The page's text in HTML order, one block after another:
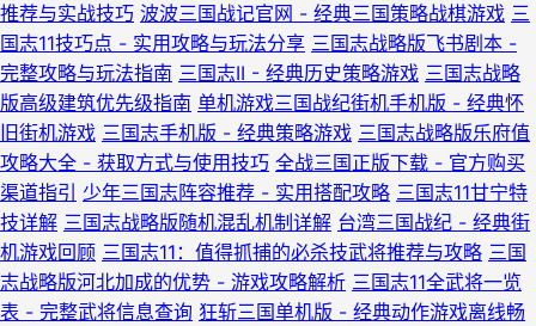
推荐与实战技巧 波波三国战记官网 - 经典三国策略战棋游戏 三
国志11技巧点 - 实用攻略与玩法分享 三国志战略版飞书剧本 -
完整攻略与玩法指南 三国志II - 经典历史策略游戏 三国志战略
版高级建筑优先级指南 单机游戏三国战纪街机手机版 - 经典怀
旧街机游戏 三国志手机版 - 经典策略游戏 三国志战略版乐府值
攻略大全 - 获取方式与使用技巧 全战三国正版下载 - 官方购买
渠道指引
少年三国志阵容推荐 - 实用搭配攻略 三国志11甘宁特
技详解 三国志战略版随机混乱机制详解 台湾三国战纪 - 经典街
机游戏回顾 三国志11：值得抓捕的必杀技武将推荐与攻略 三国
志战略版河北加成的优势 - 游戏攻略解析 三国志11全武将一览
表 - 完整武将信息查询 狂斩三国单机版 - 经典动作游戏离线畅